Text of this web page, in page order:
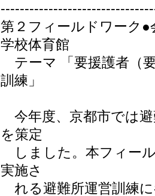
第２フィールドワーク
学校体育館
テーマ 「要援護者（
訓練」
今年度、京都市では
を策定
しました。本フィー
実施さ
れる避難所運営訓練